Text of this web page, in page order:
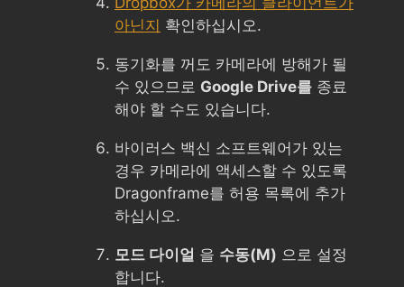
아닌지 확인하십시오.
동기화를 꺼도 카메라에 방해가 될
수 있으므로 Google Drive를 종료
해야 할 수도 있습니다.
바이러스 백신 소프트웨어가 있는
경우 카메라에 액세스할 수 있도록
Dragonframe를 허용 목록에 추가
하십시오.
모드 다이얼 을 수동(M) 으로 설정
합니다.